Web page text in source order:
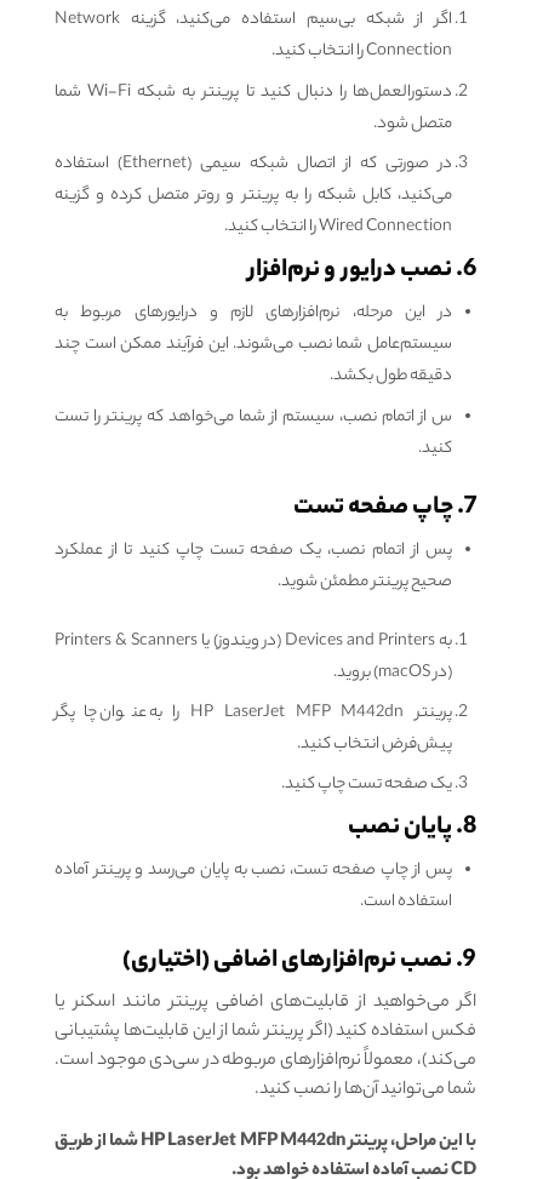
اگر از شبکه بی‌سیم استفاده می‌کنید، گزینه Network
Connection را انتخاب کنید.
دستورالعمل‌ها را دنبال کنید تا پرینتر به شبکه Wi-Fi شما
متصل شود.
در صورتی که از اتصال شبکه سیمی (Ethernet) استفاده
می‌کنید، کابل شبکه را به پرینتر و روتر متصل کرده و گزینه
Wired Connection را انتخاب کنید.
6. نصب درایور و نرم‌افزار
در این مرحله، نرم‌افزارهای لازم و درایورهای مربوط به
سیستم‌عامل شما نصب می‌شوند. این فرآیند ممکن است چند
دقیقه طول بکشد.
س از اتمام نصب، سیستم از شما می‌خواهد که پرینتر را تست
کنید.
7. چاپ صفحه تست
پس از اتمام نصب، یک صفحه تست چاپ کنید تا از عملکرد
صحیح پرینتر مطمئن شوید.
به Devices and Printers (در ویندوز) یا Printers & Scanners
(در macOS) بروید.
پرینتر HP LaserJet MFP M442dn را به عنوان چاپگر
پیش‌فرض انتخاب کنید.
یک صفحه تست چاپ کنید.
8. پایان نصب
پس از چاپ صفحه تست، نصب به پایان می‌رسد و پرینتر آماده
استفاده است.
9. نصب نرم‌افزارهای اضافی (اختیاری)
اگر می‌خواهید از قابلیت‌های اضافی پرینتر مانند اسکنر یا
فکس استفاده کنید (اگر پرینتر شما از این قابلیت‌ها پشتیبانی
می‌کند)، معمولاً نرم‌افزارهای مربوطه در سی‌دی موجود است.
شما می‌توانید آن‌ها را نصب کنید.
با این مراحل، پرینتر HP LaserJet MFP M442dn شما از طریق
CD نصب آماده استفاده خواهد بود.